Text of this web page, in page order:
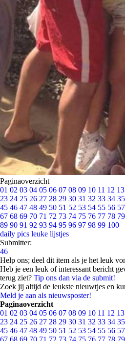
Paginaoverzicht
01 02 03 04 05 06 07 08 09 10 11 12 13
23 24 25 26 27 28 29 30 31 32 33 34 35
45 46 47 48 49 50 51 52 53 54 55 56 57
67 68 69 70 71 72 73 74 75 76 77 78 79
89 90 91 92 93 94 95 96 97 98 99 100
daily pics leuke lijstjes
Submitter:
46
Help ons; deel dit item als je het leuk
Heb je een leuk of interessant bericht
terug ziet? Tip ons dan via de submit!
Zoek jij altijd de leukste nieuwtjes en
Meld je aan als nieuwsposter!
Paginaoverzicht
01 02 03 04 05 06 07 08 09 10 11 12 13
23 24 25 26 27 28 29 30 31 32 33 34 35
45 46 47 48 49 50 51 52 53 54 55 56 57
67 68 69 70 71 72 73 74 75 76 77 78 79